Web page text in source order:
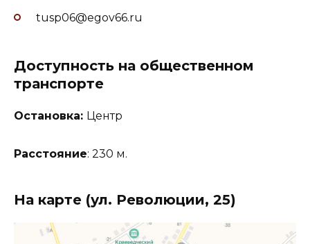
tusp06@egov66.ru
Доступность на общественном
транспорте
Остановка: Центр
Расстояние: 230 м.
На карте (ул. Революции, 25)